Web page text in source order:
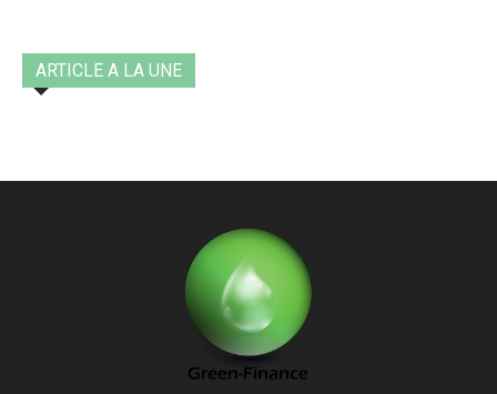
ARTICLE A LA UNE